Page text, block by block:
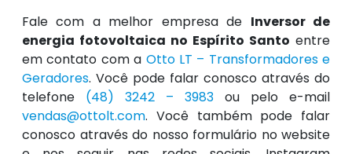
Fale com a melhor empresa de Inversor de
energia fotovoltaica no Espírito Santo entre
em contato com a Otto LT – Transformadores e
Geradores. Você pode falar conosco através do
telefone (48) 3242 – 3983 ou pelo e-mail
vendas@ottolt.com. Você também pode falar
conosco através do nosso formulário no website